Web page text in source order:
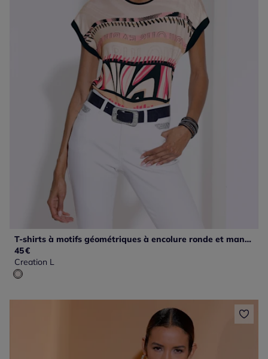
T-shirts à motifs géométriques à encolure ronde et mancherons
45€
Creation L